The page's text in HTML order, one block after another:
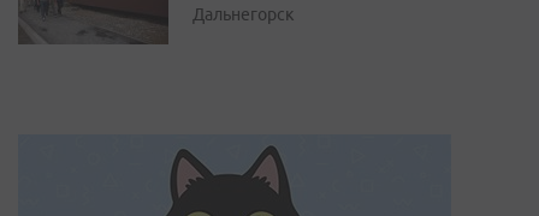
Дальнегорск